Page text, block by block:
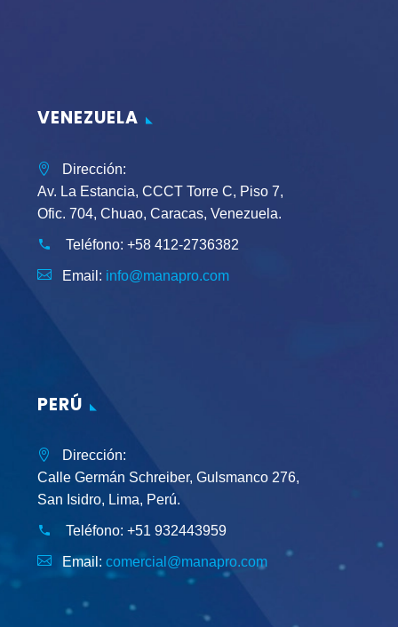
VENEZUELA
Dirección:
Av. La Estancia, CCCT Torre C, Piso 7,
Ofic. 704, Chuao, Caracas, Venezuela.
Teléfono: +58 412-2736382
Email: info@manapro.com
PERÚ
Dirección:
Calle Germán Schreiber, Gulsmanco 276,
San Isidro, Lima, Perú.
Teléfono: +51 932443959
Email: comercial@manapro.com